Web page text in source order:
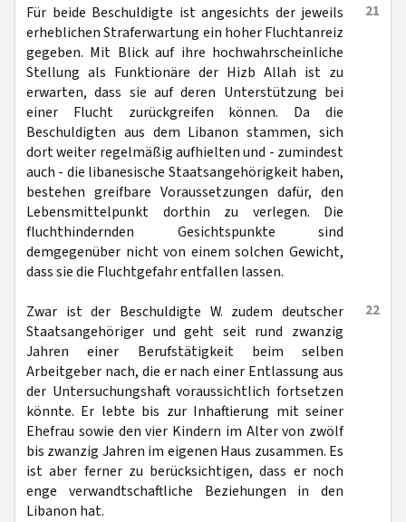
21
Für beide Beschuldigte ist angesichts der jeweils
erheblichen Straferwartung ein hoher Fluchtanreiz
gegeben. Mit Blick auf ihre hochwahrscheinliche
Stellung als Funktionäre der Hizb Allah ist zu
erwarten, dass sie auf deren Unterstützung bei
einer Flucht zurückgreifen können. Da die
Beschuldigten aus dem Libanon stammen, sich
dort weiter regelmäßig aufhielten und - zumindest
auch - die libanesische Staatsangehörigkeit haben,
bestehen greifbare Voraussetzungen dafür, den
Lebensmittelpunkt dorthin zu verlegen. Die
fluchthindernden Gesichtspunkte sind
demgegenüber nicht von einem solchen Gewicht,
dass sie die Fluchtgefahr entfallen lassen.
22
Zwar ist der Beschuldigte W. zudem deutscher
Staatsangehöriger und geht seit rund zwanzig
Jahren einer Berufstätigkeit beim selben
Arbeitgeber nach, die er nach einer Entlassung aus
der Untersuchungshaft voraussichtlich fortsetzen
könnte. Er lebte bis zur Inhaftierung mit seiner
Ehefrau sowie den vier Kindern im Alter von zwölf
bis zwanzig Jahren im eigenen Haus zusammen. Es
ist aber ferner zu berücksichtigen, dass er noch
enge verwandtschaftliche Beziehungen in den
Libanon hat.